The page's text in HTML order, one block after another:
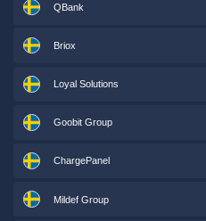
QBank
Briox
Loyal Solutions
Goobit Group
ChargePanel
Mildef Group